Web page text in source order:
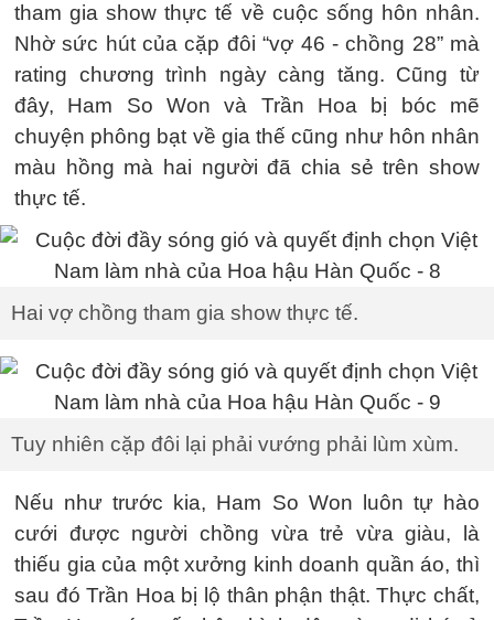
tham gia show thực tế về cuộc sống hôn nhân.
Nhờ sức hút của cặp đôi “vợ 46 - chồng 28” mà
rating chương trình ngày càng tăng. Cũng từ
đây, Ham So Won và Trần Hoa bị bóc mẽ
chuyện phông bạt về gia thế cũng như hôn nhân
màu hồng mà hai người đã chia sẻ trên show
thực tế.
Hai vợ chồng tham gia show thực tế.
Tuy nhiên cặp đôi lại phải vướng phải lùm xùm.
Nếu như trước kia, Ham So Won luôn tự hào
cưới được người chồng vừa trẻ vừa giàu, là
thiếu gia của một xưởng kinh doanh quần áo, thì
sau đó Trần Hoa bị lộ thân phận thật. Thực chất,